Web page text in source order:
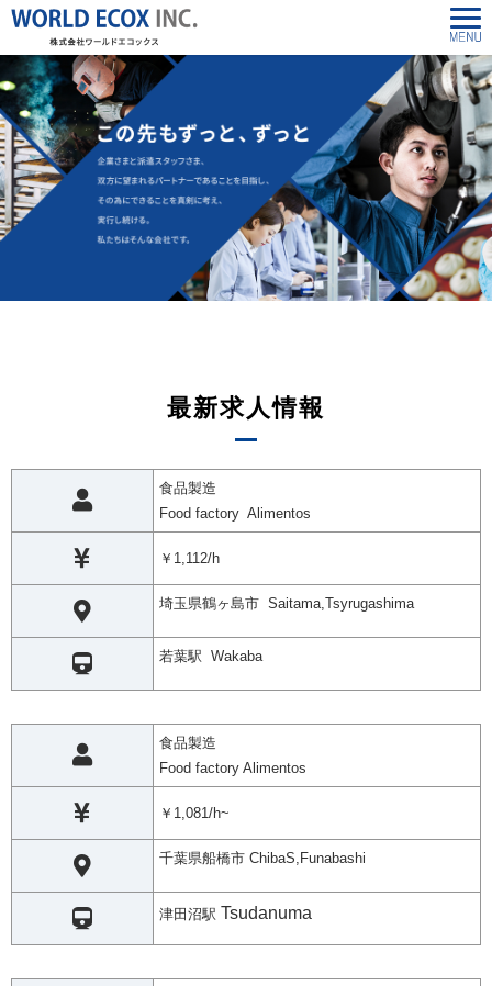
最新求人情報
食品製造
Food factory Alimentos
￥1,112/h
埼玉県鶴ヶ島市 Saitama,Tsyrugashima
若葉駅 Wakaba
食品製造
Food factory Alimentos
￥1,081/h~
千葉県船橋市 ChibaS,Funabashi
津田沼駅 Tsudanuma